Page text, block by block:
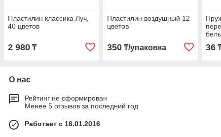
Пластилин классика Луч,
40 цветов
2 980 ₸
Пластилин воздушный 12
цветов
350₸/упаковка 36
О нас
Рейтинг не сформирован
Менее 5 отзывов за последний год
Работает с 16.01.2016